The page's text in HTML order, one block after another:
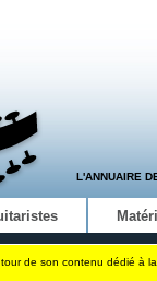
L'ANNUAIRE
de son contenu dédié à